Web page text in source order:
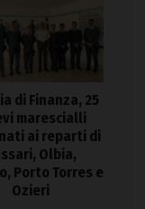
di Finanza, 25
marescialli
ai reparti di
Olbia,
Porto Torres e
Ozieri